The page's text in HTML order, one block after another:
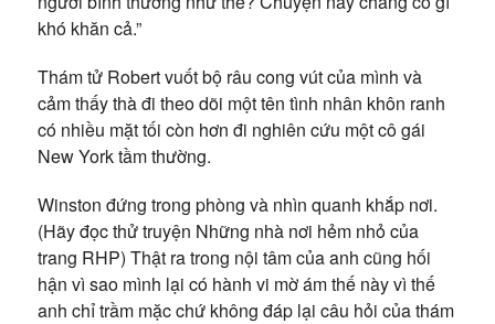
khó khăn cả.”
Thám tử Robert vuốt bộ râu cong vút của mình và
cảm thấy thà đi theo dõi một tên tình nhân khôn ranh
có nhiều mặt tối còn hơn đi nghiên cứu một cô gái
New York tầm thường.
Winston đứng trong phòng và nhìn quanh khắp nơi.
(Hãy đọc thử truyện Những nhà nơi hẻm nhỏ của
trang RHP) Thật ra trong nội tâm của anh cũng hối
hận vì sao mình lại có hành vi mờ ám thế này vì thế
anh chỉ trầm mặc chứ không đáp lại câu hỏi của thám